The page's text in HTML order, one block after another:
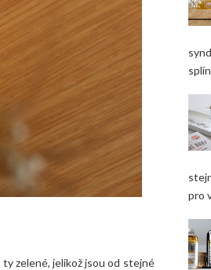
zelené, jelikož jsou od stejné
pro